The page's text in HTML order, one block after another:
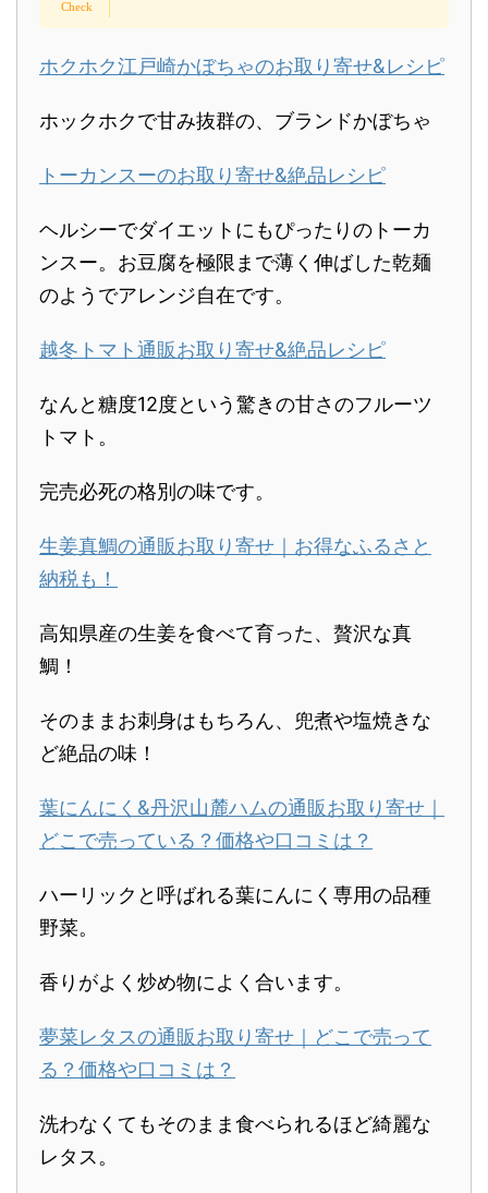
ホクホク江戸崎かぼちゃのお取り寄せ&レシピ
ホックホクで甘み抜群の、ブランドかぼちゃ
トーカンスーのお取り寄せ&絶品レシピ
ヘルシーでダイエットにもぴったりのトーカ
ンスー。お豆腐を極限まで薄く伸ばした乾麺
のようでアレンジ自在です。
越冬トマト通販お取り寄せ&絶品レシピ
なんと糖度12度という驚きの甘さのフルーツ
トマト。
完売必死の格別の味です。
生姜真鯛の通販お取り寄せ｜お得なふるさと
納税も！
高知県産の生姜を食べて育った、贅沢な真
鯛！
そのままお刺身はもちろん、兜煮や塩焼きな
ど絶品の味！
葉にんにく&丹沢山麓ハムの通販お取り寄せ｜
どこで売っている？価格や口コミは？
ハーリックと呼ばれる葉にんにく専用の品種
野菜。
香りがよく炒め物によく合います。
夢菜レタスの通販お取り寄せ｜どこで売って
る？価格や口コミは？
洗わなくてもそのまま食べられるほど綺麗な
レタス。